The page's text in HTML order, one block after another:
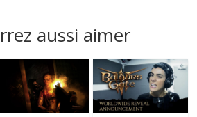
aussi aimer